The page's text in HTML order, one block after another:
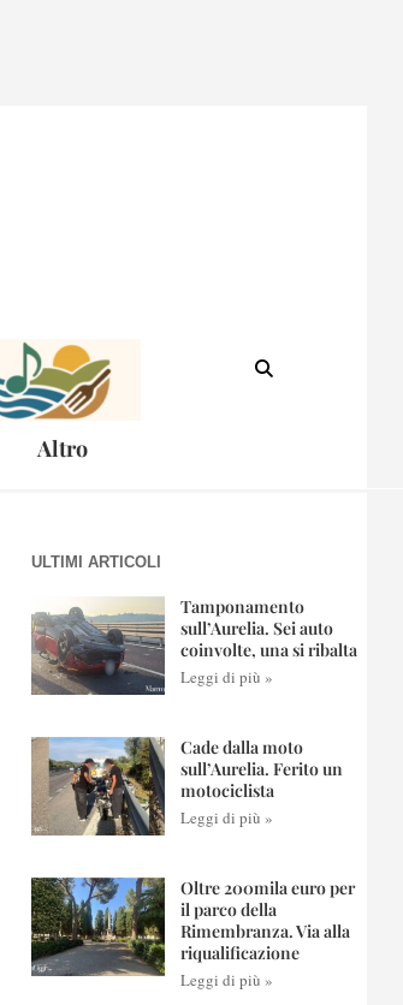
Altro
ULTIMI ARTICOLI
Tamponamento
sull’Aurelia. Sei auto
coinvolte, una si ribalta
Leggi di più »
Cade dalla moto
sull’Aurelia. Ferito un
motociclista
Leggi di più »
Oltre 200mila euro per
il parco della
Rimembranza. Via alla
riqualificazione
Leggi di più »